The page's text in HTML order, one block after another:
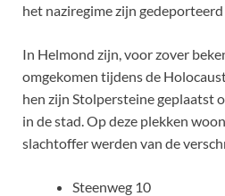
het naziregime zijn gedeporteerd
In Helmond zijn, voor zover
omgekomen tijdens de
hen zijn Stolpersteine geplaatst
in de stad. Op deze plekken
slachtoffer werden van de
Steenweg 10